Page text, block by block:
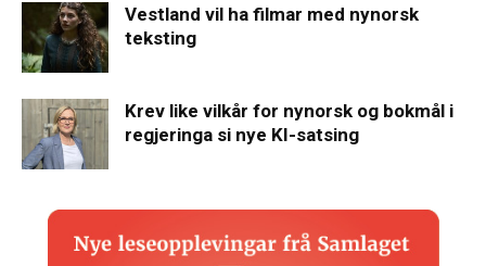
Vestland vil ha filmar med nynorsk
teksting
Krev like vilkår for nynorsk og bokmål i
regjeringa si nye KI-satsing